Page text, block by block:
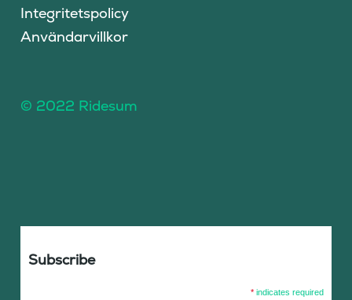
Integritetspolicy
Användarvillkor
© 2022 Ridesum
Subscribe
* indicates required